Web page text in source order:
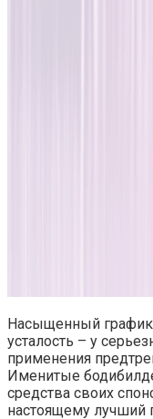
Насыщенный
усталость – у
применения
Именитые
средства своих
настоящему лучший